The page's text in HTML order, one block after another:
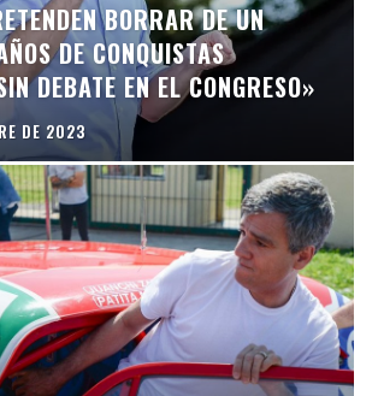
BORRAR DE UN
DE CONQUISTAS
DEBATE EN EL CONGRESO»
DE 2023